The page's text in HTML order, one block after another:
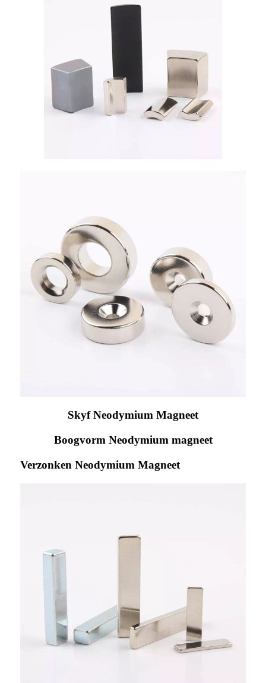
Skyf Neodymium Magneet
Boogvorm Neodymium magneet
Verzonken Neodymium Magneet